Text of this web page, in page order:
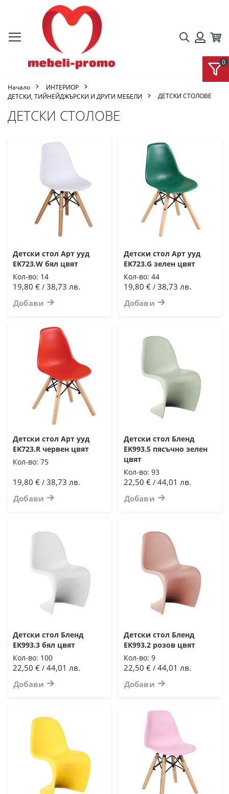
Търсене
Начало
ИНТЕРИОР
ДЕТСКИ, ТИЙНЕЙДЖЪРСКИ И ДРУГИ МЕБЕЛИ
ДЕТСКИ СТОЛОВЕ
ДЕТСКИ СТОЛОВЕ
Детски стол Арт ууд
EK723.W бял цвят
Кол-во: 14
19,80 € / 38,73 лв.
Добави
Детски стол Арт ууд
EK723.G зелен цвят
Кол-во: 44
19,80 €/ 38,73 лв.
Добави
Детски стол Арт ууд
EK723.R червен цвят
Кол-во: 75
19,80 € / 38,73 лв.
Добави
Детски стол Бленд
EK993.5 пясъчно зелен
цвят
Кол-во: 93
22,50 €/ 44,01 лв.
Добави
Детски стол Бленд
EK993.3 бял цвят
Кол-во: 100
22,50 € / 44,01 лв.
Добави
Детски стол Бленд
EK993.2 розов цвят
Кол-во: 9
22,50 €/ 44,01 лв.
Добави